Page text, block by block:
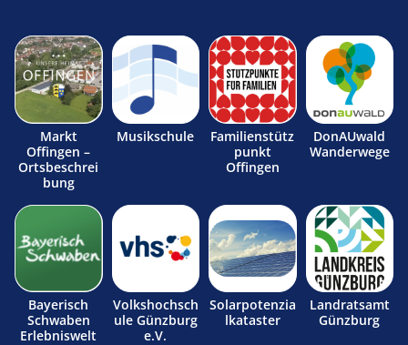
Markt
Offingen –
Ortsbeschrei
bung
Musikschule
Familienstütz
punkt
Offingen
DonAUwald
Wanderwege
Bayerisch
Schwaben
Erlebniswelt
Volkshochsch
ule Günzburg
e.V.
Solarpotenzia
lkataster
Landratsamt
Günzburg